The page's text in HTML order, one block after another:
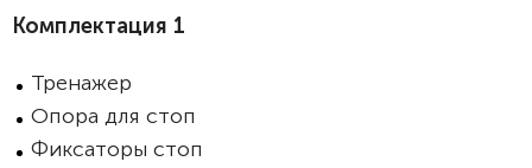
Комплектация 1
Тренажер
Опора для стоп
Фиксаторы стоп